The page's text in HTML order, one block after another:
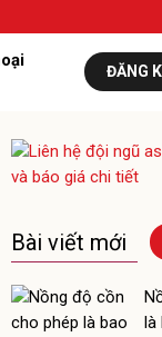
ĐĂNG
Bài viết mới
là